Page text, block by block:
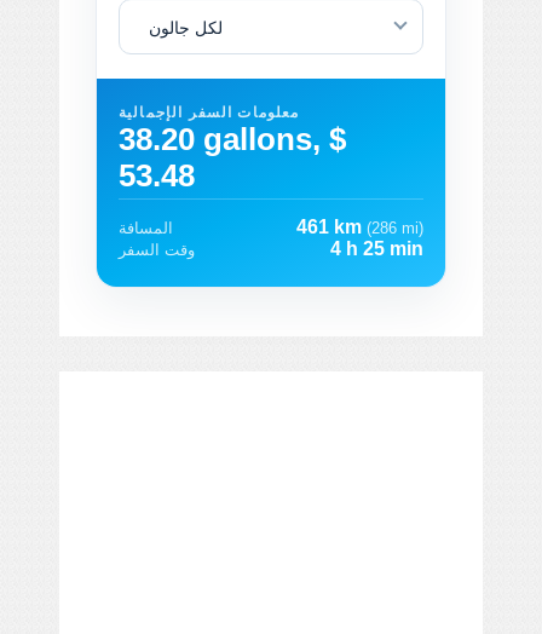
لكل جالون
معلومات السفر الإجمالية
38.20 gallons, $
53.48
المسافة 461 km (286 mi)
وقت السفر
4 h 25 min